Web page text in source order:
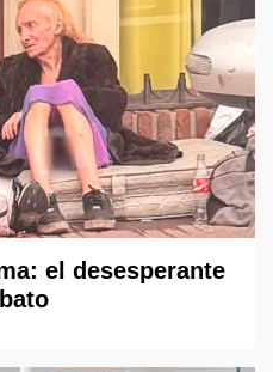
el desesperante